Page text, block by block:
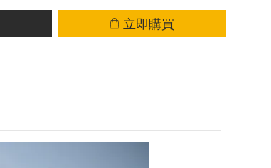
立即購買